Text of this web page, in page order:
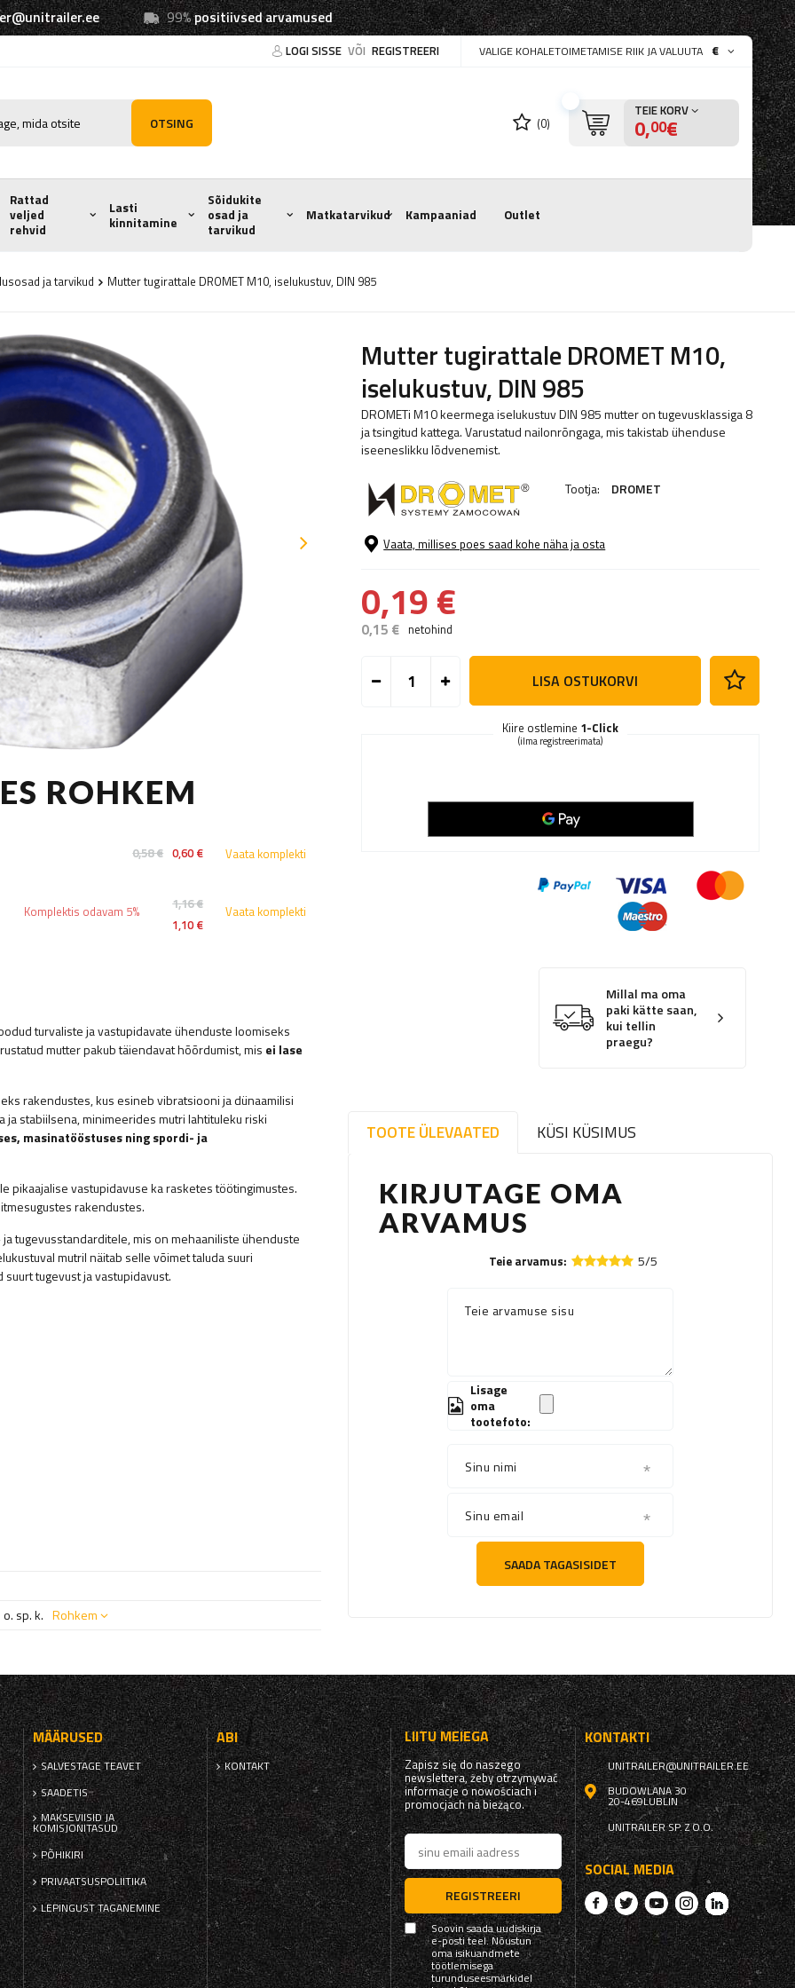
99%positiivsed arvamused
LOGI SISSE VÕI REGISTREERI VALIGE KOHALETOIMETAMISE RIIK JA VALUUTA €
OTSING (0)
TEIE KORV
0,00€
Rattad
veljed
rehvid
Lasti
kinnitamine
Sõidukite
osad ja
tarvikud
Matkatarvikud Kampaaniad Outlet
ja tarvikud Mutter tugirattale DROMET M10, iselukustuv, DIN 985
Mutter tugirattale DROMET M10,
iselukustuv, DIN 985
DROMETi M10 keermega iselukustuv DIN 985 mutter on tugevusklassiga 8
ja tsingitud kattega. Varustatud nailonrõngaga, mis takistab ühenduse
iseeneslikku lõdvenemist.
Tootja: DROMET
Vaata, millises poes saad kohe näha ja osta
0,19 €
0,15 € netohind
LISA OSTUKORVI
Kiire ostlemine 1-Click
(ilma registreerimata)
Millal ma oma
paki kätte saan,
kui tellin
praegu?
TOOTE ÜLEVAATED KÜSI KÜSIMUS
KIRJUTAGE OMA
ARVAMUS
Teie arvamus: 5/5
Teie arvamuse sisu
Lisage
oma
tootefoto:
Sinu nimi
Sinu email
SAADA TAGASISIDET
ROHKEM
0,58 € 0,60 € Vaata komplekti
1,16 €
1,10 €
Komplektis odavam 5% Vaata komplekti
turvaliste ja vastupidavate ühenduste loomiseks
mutter pakub täiendavat hõõrdumist, mis ei lase
rakendustes, kus esineb vibratsiooni ja dünaamilisi
stabiilsena, minimeerides mutri lahtituleku riski
masinatööstuses ning spordi- ja
pikaajalise vastupidavuse ka rasketes töötingimustes.
rakendustes.
tugevusstandarditele, mis on mehaaniliste ühenduste
mutril näitab selle võimet taluda suuri
tugevust ja vastupidavust.
sp. k. Rohkem
MÄÄRUSED
SALVESTAGE TEAVET
SAADETIS
MAKSEVIISID JA
KOMISJONITASUD
PÕHIKIRI
PRIVAATSUSPOLIITIKA
LEPINGUST TAGANEMINE
ABI
KONTAKT
LIITU MEIEGA
Zapisz się do naszego
newslettera, żeby otrzymywać
informacje o nowościach i
promocjach na bieżąco.
REGISTREERI
Soovin saada uudiskirja
e-posti teel. Nõustun
oma isikuandmete
töötlemisega
turunduseesmärkidel
KONTAKTI
UNITRAILER@UNITRAILER.EE
BUDOWLANA 30
20-469LUBLIN
UNITRAILER SP. Z O.O.
SOCIAL MEDIA